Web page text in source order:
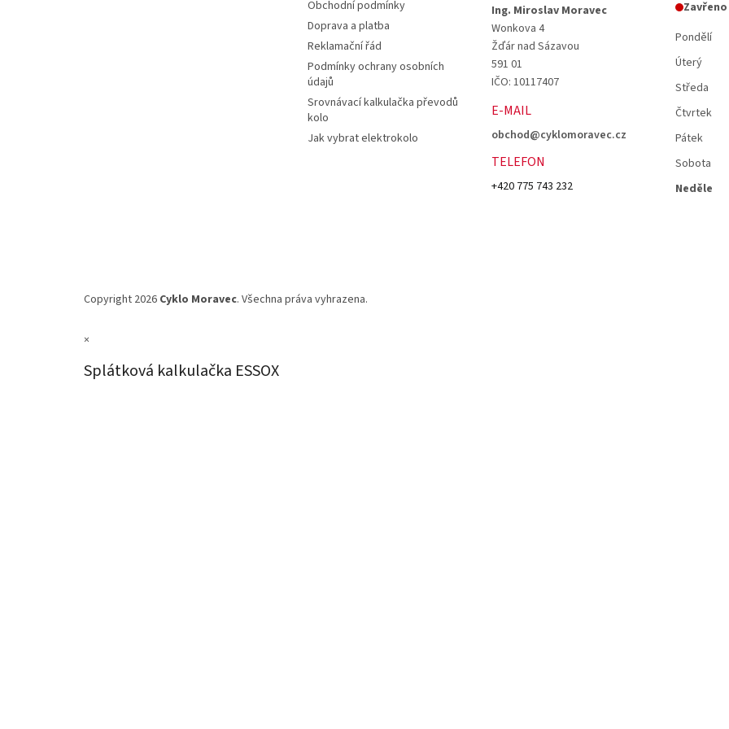
Obchodní podmínky
Doprava a platba
Reklamační řád
Podmínky ochrany osobních
údajů
Srovnávací kalkulačka převodů
kolo
Jak vybrat elektrokolo
Ing. Miroslav Moravec
Wonkova 4
Žďár nad Sázavou
591 01
IČO: 10117407
E-MAIL
obchod@cyklomoravec.cz
TELEFON
+420 775 743 232
Zavřeno
Pondělí
Úterý
Středa
Čtvrtek
Pátek
Sobota
Neděle
Copyright 2026 Cyklo Moravec. Všechna práva vyhrazena.
×
Splátková kalkulačka ESSOX